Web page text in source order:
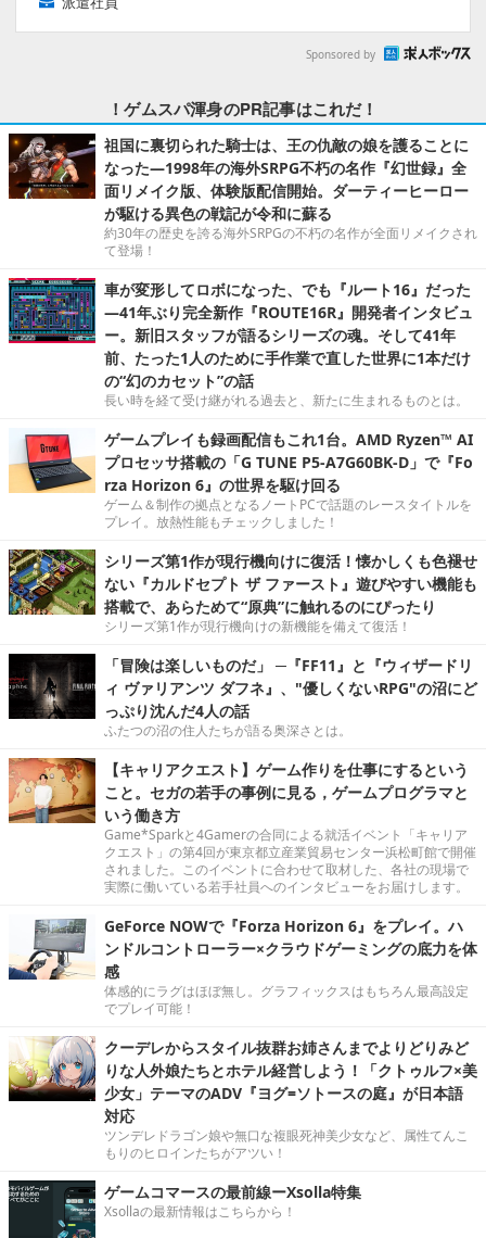
Sponsored by
！ゲムスパ渾身のPR記事はこれだ！
祖国に裏切られた騎士は、王の仇敵の娘を護ることに
なった―1998年の海外SRPG不朽の名作『幻世録』全
面リメイク版、体験版配信開始。ダーティーヒーロー
が駆ける異色の戦記が令和に蘇る
約30年の歴史を誇る海外SRPGの不朽の名作が全面リメイクされ
て登場！
車が変形してロボになった、でも『ルート16』だった
―41年ぶり完全新作『ROUTE16R』開発者インタビュ
ー。新旧スタッフが語るシリーズの魂。そして41年
前、たった1人のために手作業で直した世界に1本だけ
の“幻のカセット”の話
長い時を経て受け継がれる過去と、新たに生まれるものとは。
ゲームプレイも録画配信もこれ1台。AMD Ryzen™ AI
プロセッサ搭載の「G TUNE P5-A7G60BK-D」で『Fo
rza Horizon 6』の世界を駆け回る
ゲーム＆制作の拠点となるノートPCで話題のレースタイトルを
プレイ。放熱性能もチェックしました！
シリーズ第1作が現行機向けに復活！懐かしくも色褪せ
ない『カルドセプト ザ ファースト』遊びやすい機能も
搭載で、あらためて“原典”に触れるのにぴったり
シリーズ第1作が現行機向けの新機能を備えて復活！
「冒険は楽しいものだ」 ─『FF11』と『ウィザードリ
ィ ヴァリアンツ ダフネ』、"優しくないRPG"の沼にど
っぷり沈んだ4人の話
ふたつの沼の住人たちが語る奥深さとは。
【キャリアクエスト】ゲーム作りを仕事にするという
こと。セガの若手の事例に見る，ゲームプログラマと
いう働き方
Game*Sparkと4Gamerの合同による就活イベント「キャリア
クエスト」の第4回が東京都立産業貿易センター浜松町館で開催
されました。このイベントに合わせて取材した、各社の現場で
実際に働いている若手社員へのインタビューをお届けします。
GeForce NOWで『Forza Horizon 6』をプレイ。ハ
ンドルコントローラー×クラウドゲーミングの底力を体
感
体感的にラグはほぼ無し。グラフィックスはもちろん最高設定
でプレイ可能！
クーデレからスタイル抜群お姉さんまでよりどりみど
りな人外娘たちとホテル経営しよう！「クトゥルフ×美
少女」テーマのADV『ヨグ=ソトースの庭』が日本語
対応
ツンデレドラゴン娘や無口な複眼死神美少女など、属性てんこ
もりのヒロインたちがアツい！
ゲームコマースの最前線ーXsolla特集
Xsollaの最新情報はこちらから！